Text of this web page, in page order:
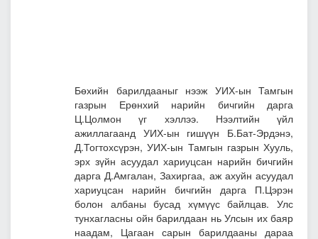
Бөхийн барилдааныг нээж УИХ-ын Тамгын
газрын Ерөнхий нарийн бичгийн дарга
Ц.Цолмон үг хэллээ. Нээлтийн үйл
ажиллагаанд УИХ-ын гишүүн Б.Бат-Эрдэнэ,
Д.Тогтохсүрэн, УИХ-ын Тамгын газрын Хууль,
эрх зүйн асуудал хариуцсан нарийн бичгийн
дарга Д.Амгалан, Захиргаа, аж ахуйн асуудал
хариуцсан нарийн бичгийн дарга П.Цэрэн
болон албаны бусад хүмүүс байлцав. Улс
тунхагласны ойн барилдаан нь Улсын их баяр
наадам, Цагаан сарын барилдааны дараа